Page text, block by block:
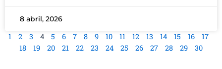
8 abril, 2026
1 2 3 4 5 6 7 8 9 10 11 12 13 14 15 16
17
18
19 20 21 22 23 24 25 26 27 28 29 30